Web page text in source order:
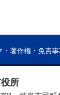
・著作権・免責
所